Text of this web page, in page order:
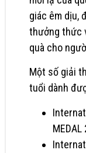
giác êm dịu,
thưởng thức
quà cho
Một số giải
tuổi dành
MEDAL